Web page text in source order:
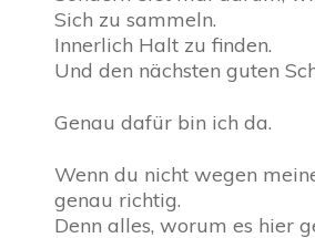
Sich zu sammeln.
Innerlich Halt zu finden.
Und den nächsten guten
Genau dafür bin ich da.
Wenn du nicht wegen
genau richtig.
Denn alles, worum es hier